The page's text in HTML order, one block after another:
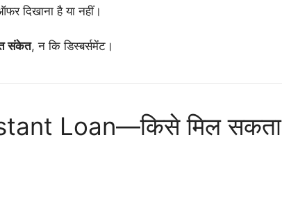
दिखाना है या नहीं।
संकेत, न कि डिस्बर्समेंट।
Loan—किसे मिल सकता